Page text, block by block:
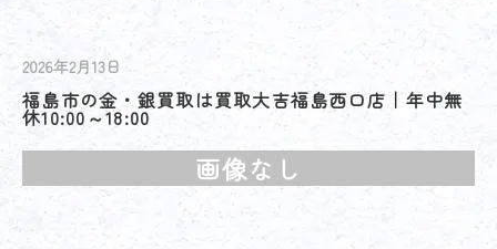
2026年2月13日
福島市の金・銀買取は買取大吉福島西口店｜年中無
休10:00～18:00
画像なし